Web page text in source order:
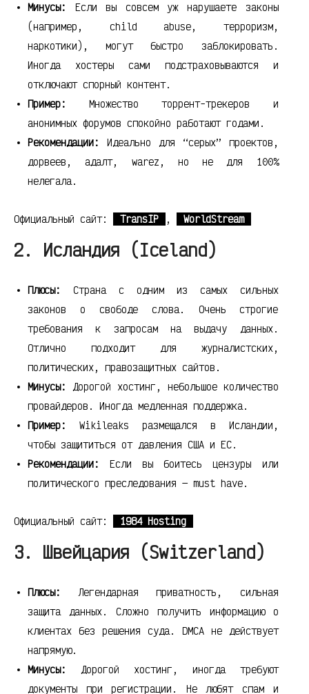
Минусы:
Если вы совсем уж нарушаете законы
(например, child abuse, терроризм,
наркотики), могут быстро заблокировать.
Иногда хостеры сами подстраховываются и
отключают спорный контент.
Пример:
Множество торрент-трекеров и
анонимных форумов спокойно работают годами.
Рекомендации:
Идеально для “серых” проектов,
дорвеев, адалт, warez, но не для 100%
нелегала.
Официальный сайт: TransIP , WorldStream
2. Исландия (Iceland)
Плюсы:
Страна с одним из самых сильных
законов о свободе слова. Очень строгие
требования к запросам на выдачу данных.
Отлично подходит для журналистских,
политических, правозащитных сайтов.
Минусы: Дорогой хостинг, небольшое количество
провайдеров. Иногда медленная поддержка.
Пример:
Wikileaks размещался в Исландии,
чтобы защититься от давления США и ЕС.
Рекомендации:
Если вы боитесь цензуры или
политического преследования — must have.
Официальный сайт: 1984 Hosting
3. Швейцария (Switzerland)
Плюсы:
Легендарная приватность, сильная
защита данных. Сложно получить информацию о
клиентах без решения суда. DMCA не действует
напрямую.
Минусы:
Дорогой хостинг, иногда требуют
документы при регистрации. Не любят спам и